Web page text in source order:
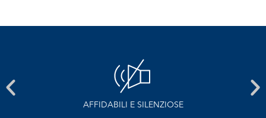
AFFIDABILI E SILENZIOSE